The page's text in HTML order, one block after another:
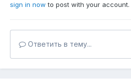
sign in now to post with your account.
Ответить в тему...